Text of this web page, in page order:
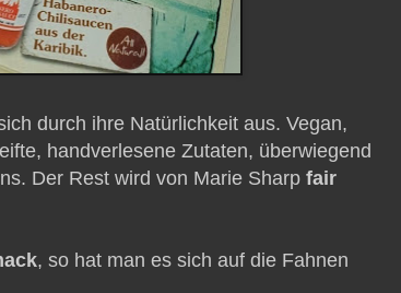
durch ihre Natürlichkeit aus. Vegan,
handverlesene Zutaten, überwiegend
Der Rest wird von Marie Sharp fair
, so hat man es sich auf die Fahnen